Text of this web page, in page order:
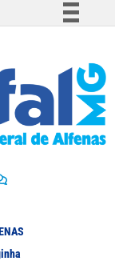
informação